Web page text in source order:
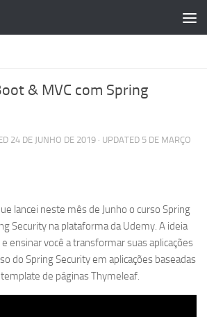
& MVC com Spring
24 DE JUNHO DE 2019 · UPDATED 5 DE MARÇO
lancei neste mês de Junho o curso Spring
Security na plataforma da Udemy. A ideia
ensinar você a transformar suas aplicações
do Spring Security em aplicações baseadas
de páginas Thymeleaf.